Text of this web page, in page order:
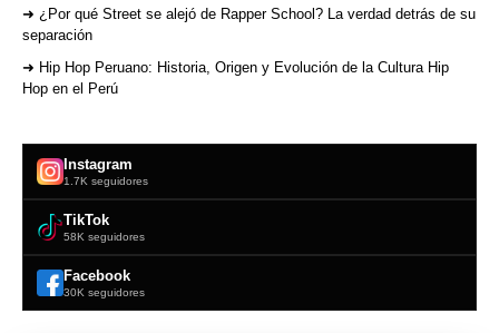
➜ ¿Por qué Street se alejó de Rapper School? La verdad detrás de su
separación
➜ Hip Hop Peruano: Historia, Origen y Evolución de la Cultura Hip
Hop en el Perú
Instagram
1.7K seguidores
TikTok
58K seguidores
Facebook
30K seguidores